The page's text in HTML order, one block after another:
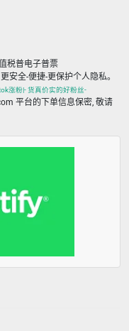
税普电子普票
安全-便捷-更保护个人隐私。
涨粉|- 货真价实的好粉丝-
平台的下单信息保密, 敬请